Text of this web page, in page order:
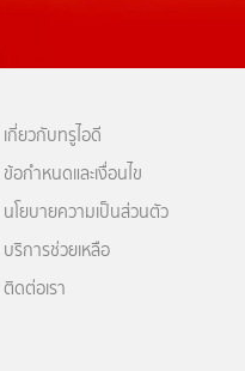
เกี่ยวกับทรูไอดี
ข้อกำหนดและเงื่อนไข
นโยบายความเป็นส่วนตัว
บริการช่วยเหลือ
ติดต่อเรา